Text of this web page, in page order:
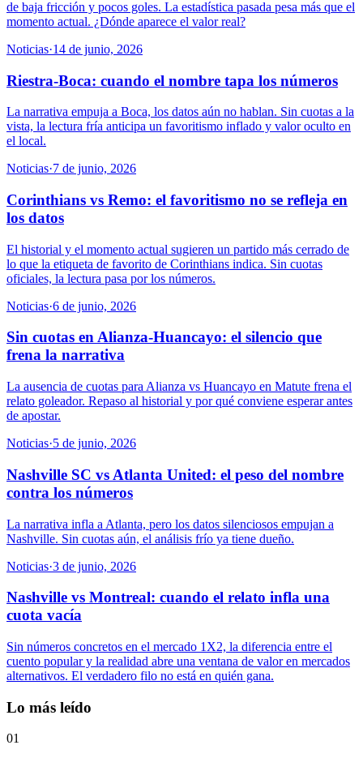
de baja fricción y pocos goles. La estadística pasada pesa más que el
momento actual. ¿Dónde aparece el valor real?
Noticias·14 de junio, 2026
Riestra-Boca: cuando el nombre tapa los números
La narrativa empuja a Boca, los datos aún no hablan. Sin cuotas a la
vista, la lectura fría anticipa un favoritismo inflado y valor oculto en
el local.
Noticias·7 de junio, 2026
Corinthians vs Remo: el favoritismo no se refleja en
los datos
El historial y el momento actual sugieren un partido más cerrado de
lo que la etiqueta de favorito de Corinthians indica. Sin cuotas
oficiales, la lectura pasa por los números.
Noticias·6 de junio, 2026
Sin cuotas en Alianza-Huancayo: el silencio que
frena la narrativa
La ausencia de cuotas para Alianza vs Huancayo en Matute frena el
relato goleador. Repaso al historial y por qué conviene esperar antes
de apostar.
Noticias·5 de junio, 2026
Nashville SC vs Atlanta United: el peso del nombre
contra los números
La narrativa infla a Atlanta, pero los datos silenciosos empujan a
Nashville. Sin cuotas aún, el análisis frío ya tiene dueño.
Noticias·3 de junio, 2026
Nashville vs Montreal: cuando el relato infla una
cuota vacía
Sin números concretos en el mercado 1X2, la diferencia entre el
cuento popular y la realidad abre una ventana de valor en mercados
alternativos. El verdadero filo no está en quién gana.
Lo más leído
01